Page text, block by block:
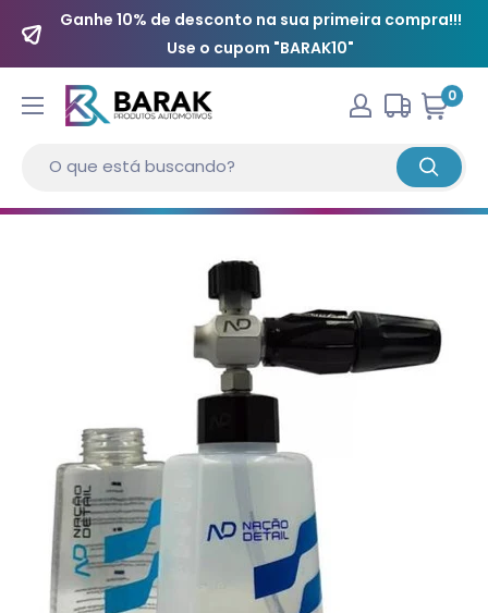
Ganhe 10% de desconto na sua primeira compra!!!
Use o cupom "BARAK10"
0